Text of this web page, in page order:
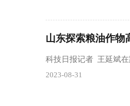
山东探索粮油作物
科技日报记者 王延斌
2023-08-31